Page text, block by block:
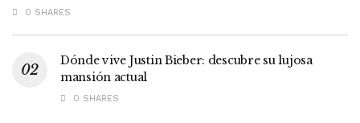
0 SHARES
Dónde vive Justin Bieber: descubre su lujosa
mansión actual
0 SHARES